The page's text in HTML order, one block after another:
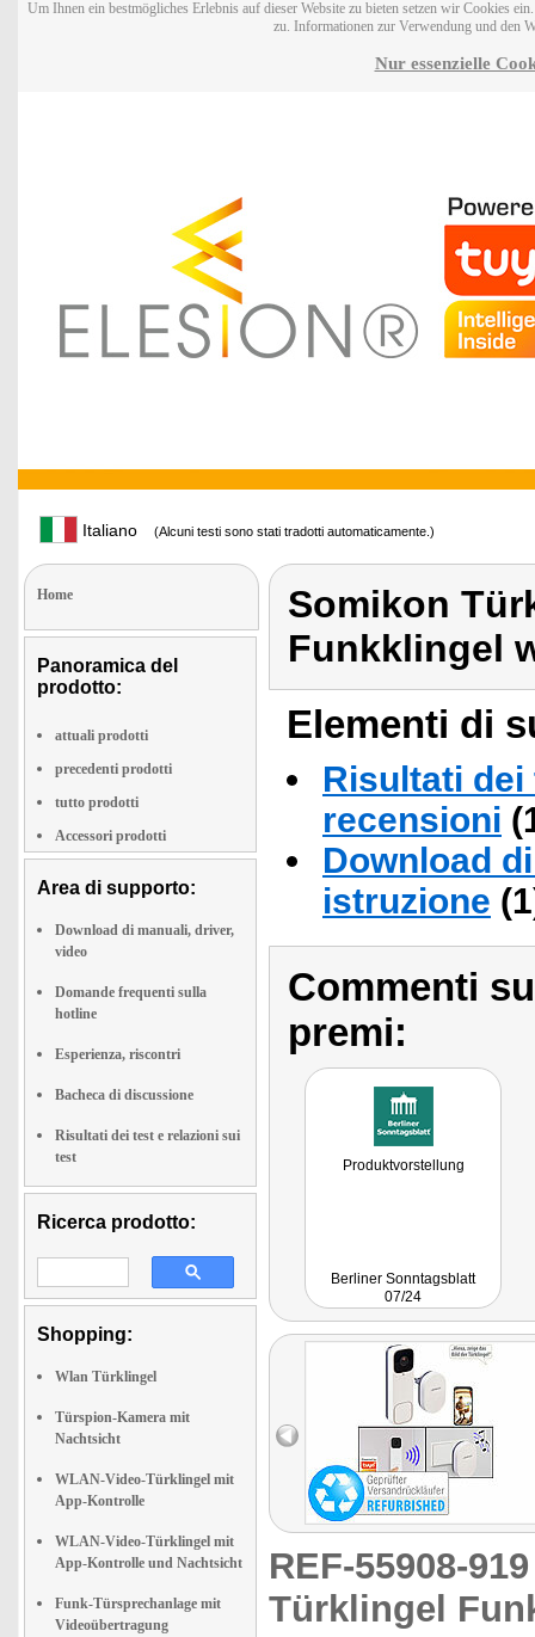
Um Ihnen ein bestmögliches Erlebnis auf dieser Website zu bieten setzen wir Cookies
zu. Informationen zur Verwendung und den
Nur essenzielle
Italiano (Alcuni testi sono stati tradotti automaticamente.)
Home
Panoramica del
prodotto:
attuali prodotti
precedenti prodotti
tutto prodotti
Accessori prodotti
Area di supporto:
Download di manuali, driver,
video
Domande frequenti sulla
hotline
Esperienza, riscontri
Bacheca di discussione
Risultati dei test e relazioni sui
test
Ricerca prodotto:
Shopping:
Wlan Türklingel
Türspion-Kamera mit
Nachtsicht
WLAN-Video-Türklingel mit
App-Kontrolle
WLAN-Video-Türklingel mit
App-Kontrolle und Nachtsicht
Funk-Türsprechanlage mit
Videoübertragung
Somikon
Funkklingel
Elementi di
Risultati
recensioni
Download
istruzione
Commenti
premi:
Produktvorstellung
Berliner Sonntagsblatt
07/24
REF-55908-
Türklingel